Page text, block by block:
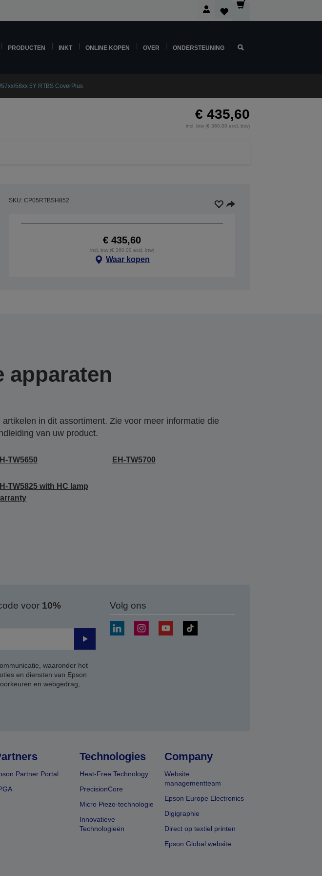
PRODUCTEN INKT ONLINE KOPEN OVER ONDERSTEUNING
58xx 5Y RTBS CoverPlus
€ 435,60
incl. btw (€ 360,00 excl. btw)
SKU: CP05RTBSH852
€ 435,60
incl. btw (€ 360,00 excl. btw)
Waar kopen
apparaten
in dit assortiment. Zie voor meer informatie die
van uw product.
TW5650 EH-TW5700
TW5825 with HC lamp
voor 10%
Verzenden
waaronder het
en diensten van Epson
en webgedrag,
Volg ons
Partner Portal
Technologies
Heat-Free Technology
PrecisionCore
Micro Piezo-technologie
Innovatieve
Technologieën
Company
Website
managementteam
Epson Europe Electronics
Digigraphie
Direct op textiel printen
Epson Global website